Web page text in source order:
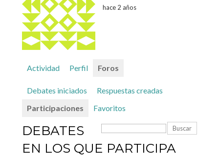
hace 2 años
Actividad Perfil Foros
Debates iniciados
Respuestas creadas
Participaciones
Favoritos
DEBATES
EN LOS QUE PARTICIPA